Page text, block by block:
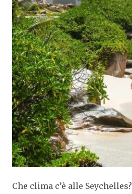
Che clima c’è alle Seychelles?